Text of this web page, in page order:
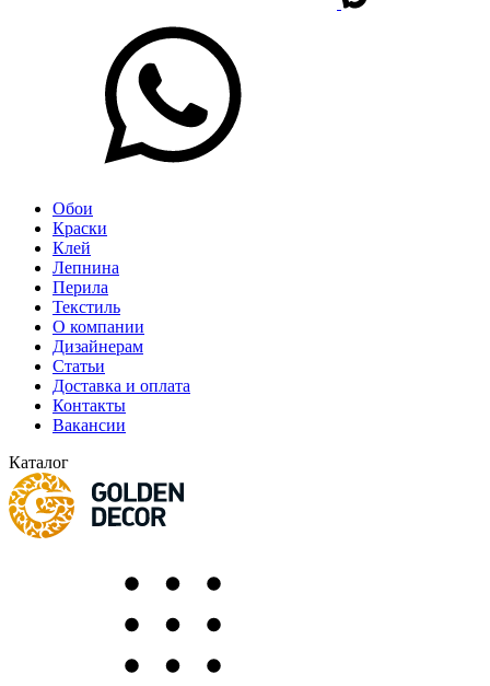
Обои
Краски
Клей
Лепнина
Перила
Текстиль
О компании
Дизайнерам
Статьи
Доставка и оплата
Контакты
Вакансии
Каталог